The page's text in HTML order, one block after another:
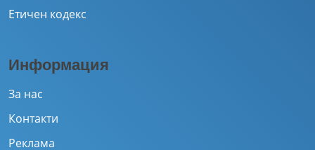
Етичен кодекс
Информация
За нас
Контакти
Реклама